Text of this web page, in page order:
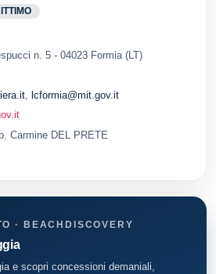
n. 5 - 04023 Formia (LT)
, lcformia@mit.gov.it
Carmine DEL PRETE
· BEACHDISCOVERY
e scopri concessioni demaniali,